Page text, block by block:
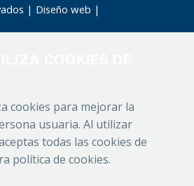
| Diseño web |
cookies para mejorar la
usuaria. Al utilizar
todas las cookies de
política de cookies.